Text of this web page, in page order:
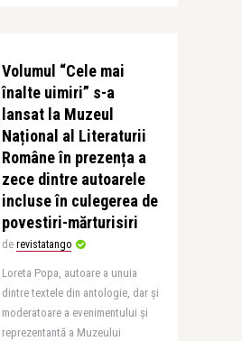
Volumul “Cele mai
înalte uimiri” s-a
lansat la Muzeul
Național al Literaturii
Române în prezența a
zece dintre autoarele
incluse în culegerea de
povestiri-mărturisiri
de revistatango
Loreta Popa, autoare a unuia
dintre textele din antologie, dar și
moderatoare a evenimentului și
reprezentantă a Muzeului